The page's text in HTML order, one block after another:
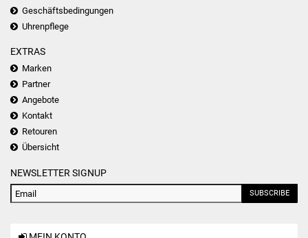
Geschäftsbedingungen
Uhrenpflege
EXTRAS
Marken
Partner
Angebote
Kontakt
Retouren
Übersicht
NEWSLETTER SIGNUP
SUBSCRIBE